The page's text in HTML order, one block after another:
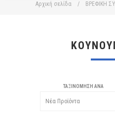
Αρχική σελίδα / ΒΡΕΦΙΚΗ
ΤΑΞΙΝΌΜΗΣΗ ΑΝΆ